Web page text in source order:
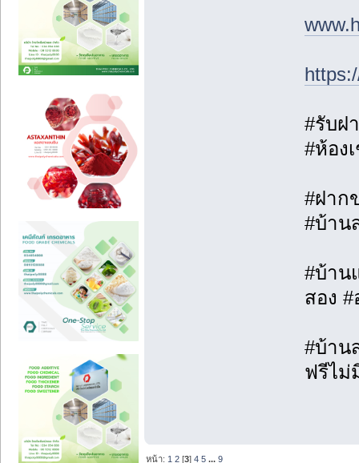
#รับฝ
#ห้อง
#ฝาก
#บ้าน
#บ้าน
สอง
#บ้าน
ฟรีไม่
หน้า: 1 2 [3]4 5 ...9